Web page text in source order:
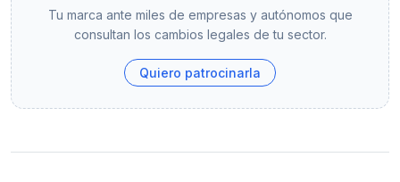
Tu marca ante miles de empresas y autónomos que
consultan los cambios legales de tu sector.
Quiero patrocinarla